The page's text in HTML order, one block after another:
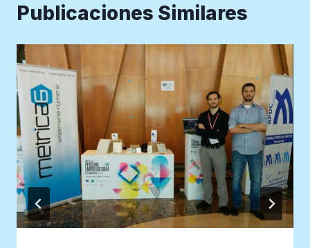
Publicaciones Similares